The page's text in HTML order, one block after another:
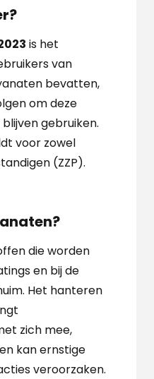
is het
van
bevatten,
om deze
gebruiken.
voor zowel
(ZZP).
die worden
en bij de
Het hanteren
zich mee,
kan ernstige
veroorzaken.